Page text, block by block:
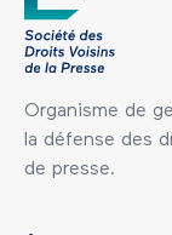
Organisme de
la défense des
de presse.